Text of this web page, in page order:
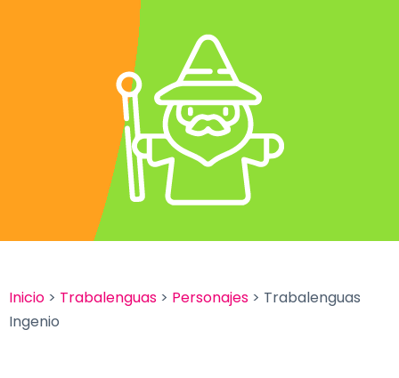
Inicio > Trabalenguas > Personajes > Trabalenguas
Ingenio